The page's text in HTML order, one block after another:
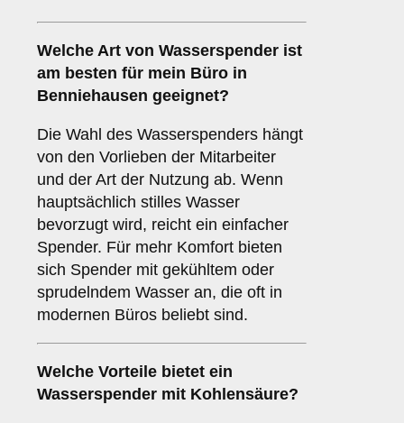
Welche Art von Wasserspender ist
am besten für mein Büro in
Benniehausen geeignet?
Die Wahl des Wasserspenders hängt
von den Vorlieben der Mitarbeiter
und der Art der Nutzung ab. Wenn
hauptsächlich stilles Wasser
bevorzugt wird, reicht ein einfacher
Spender. Für mehr Komfort bieten
sich Spender mit gekühltem oder
sprudelndem Wasser an, die oft in
modernen Büros beliebt sind.
Welche Vorteile bietet ein
Wasserspender mit Kohlensäure?